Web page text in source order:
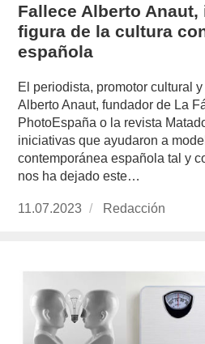
Fallece Alberto
figura de la cultura
española
El periodista, promotor cultural
Alberto Anaut, fundador de La
PhotoEspaña o la revista
iniciativas que ayudaron a
contemporánea española tal y
nos ha dejado este…
Publicado
11.07.2023 https://
Redacción